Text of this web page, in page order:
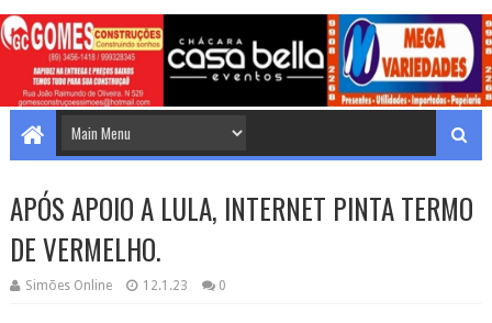
APÓS APOIO A LULA, INTERNET PINTA TERMO
DE VERMELHO.
Simões Online 12.1.23 0